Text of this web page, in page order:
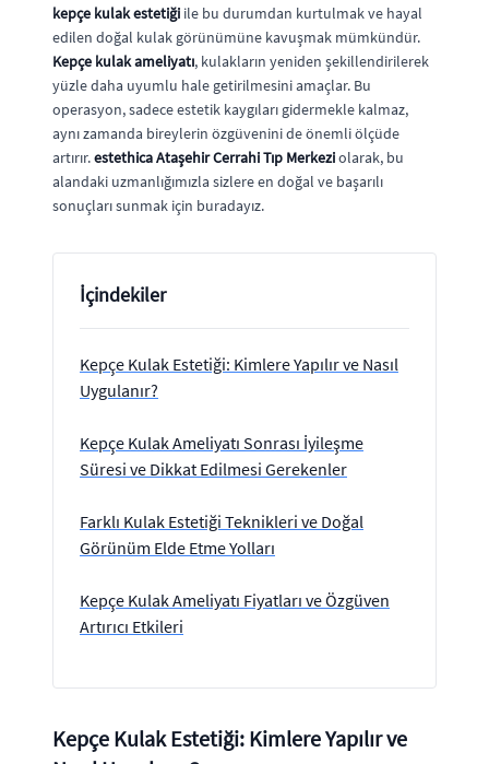
kepçe kulak estetiği ile bu durumdan kurtulmak ve hayal
edilen doğal kulak görünümüne kavuşmak mümkündür.
Kepçe kulak ameliyatı, kulakların yeniden şekillendirilerek
yüzle daha uyumlu hale getirilmesini amaçlar. Bu
operasyon, sadece estetik kaygıları gidermekle kalmaz,
aynı zamanda bireylerin özgüvenini de önemli ölçüde
artırır.estethica Ataşehir Cerrahi Tıp Merkeziolarak, bu
alandaki uzmanlığımızla sizlere en doğal ve başarılı
sonuçları sunmak için buradayız.
İçindekiler
Kepçe Kulak Estetiği: Kimlere Yapılır ve Nasıl
Uygulanır?
Kepçe Kulak Ameliyatı Sonrası İyileşme
Süresi ve Dikkat Edilmesi Gerekenler
Farklı Kulak Estetiği Teknikleri ve Doğal
Görünüm Elde Etme Yolları
Kepçe Kulak Ameliyatı Fiyatları ve Özgüven
Artırıcı Etkileri
Kepçe Kulak Estetiği: Kimlere Yapılır ve